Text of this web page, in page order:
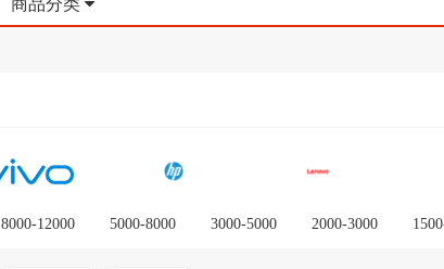
商品分类
8000-12000 5000-8000 3000-5000 2000-3000